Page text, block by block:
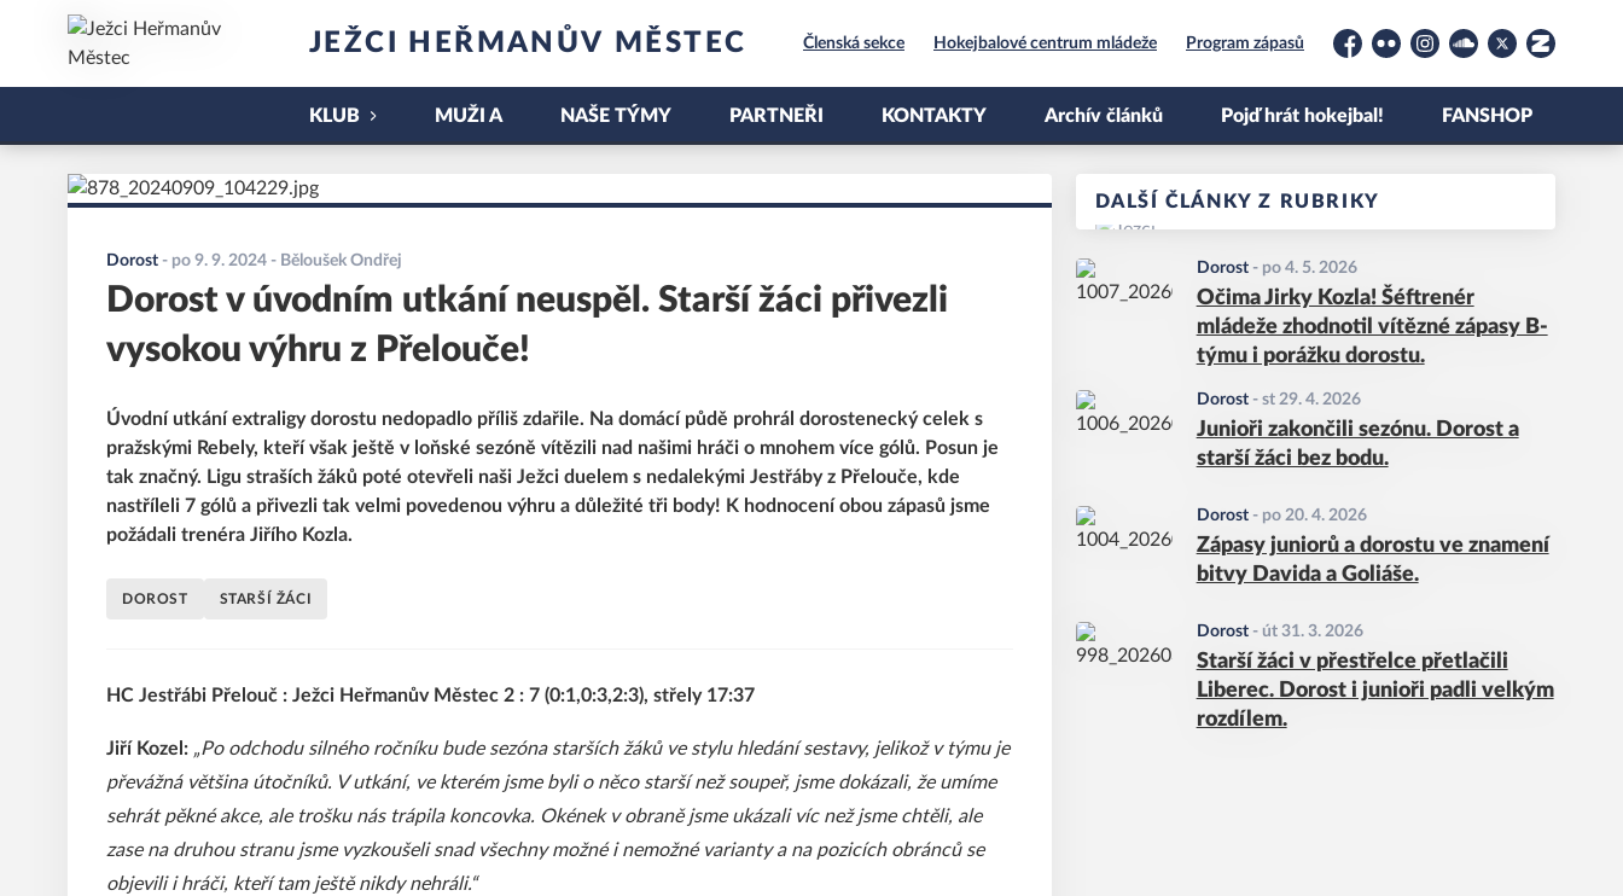
JEŽCI HEŘMANŮV MĚSTEC Členská sekce Hokejbalové centrum mládeže Program zápasů
Facebook
FlickrInstagramSoundcloud
Platform XZonerama
KLUB MUŽI A NAŠE TÝMY PARTNEŘI KONTAKTY Archív článků Pojď hrát hokejbal! FANSHOP
DALŠÍ ČLÁNKY Z RUBRIKY
Dorost- po 4. 5. 2026
Očima Jirky Kozla! Šéftrenér
mládeže zhodnotil vítězné zápasy B-
týmu i porážku dorostu.
Dorost- st 29. 4. 2026
Junioři zakončili sezónu. Dorost a
starší žáci bez bodu.
Dorost- po 20. 4. 2026
Zápasy juniorů a dorostu ve znamení
bitvy Davida a Goliáše.
Dorost- út 31. 3. 2026
Starší žáci v přestřelce přetlačili
Liberec. Dorost i junioři padli velkým
rozdílem.
Dorost - po 9. 9. 2024 - Běloušek Ondřej
Dorost v úvodním utkání neuspěl. Starší žáci přivezli
vysokou výhru z Přelouče!
Úvodní utkání extraligy dorostu nedopadlo příliš zdařile. Na domácí půdě prohrál dorostenecký celek s
pražskými Rebely, kteří však ještě v loňské sezóně vítězili nad našimi hráči o mnohem více gólů. Posun je
tak značný. Ligu straších žáků poté otevřeli naši Ježci duelem s nedalekými Jestřáby z Přelouče, kde
nastříleli 7 gólů a přivezli tak velmi povedenou výhru a důležité tři body! K hodnocení obou zápasů jsme
požádali trenéra Jiřího Kozla.
DOROST STARŠÍ ŽÁCI
HC Jestřábi Přelouč : Ježci Heřmanův Městec 2 : 7 (0:1,0:3,2:3), střely 17:37
Jiří Kozel: „Po odchodu silného ročníku bude sezóna starších žáků ve stylu hledání sestavy, jelikož v týmu je
převážná většina útočníků. V utkání, ve kterém jsme byli o něco starší než soupeř, jsme dokázali, že umíme
sehrát pěkné akce, ale trošku nás trápila koncovka. Okének v obraně jsme ukázali víc než jsme chtěli, ale
zase na druhou stranu jsme vyzkoušeli snad všechny možné i nemožné varianty a na pozicích obránců se
objevili i hráči, kteří tam ještě nikdy nehráli.“